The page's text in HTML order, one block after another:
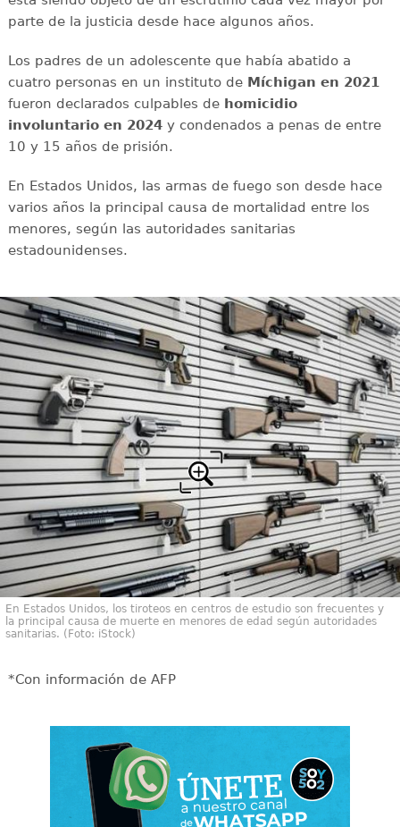
parte de la justicia desde hace algunos años.
Los padres de un adolescente que había abatido a
cuatro personas en un instituto de Míchigan en 2021
fueron declarados culpables de homicidio
involuntario en 2024y condenados a penas de entre
10 y 15 años de prisión.
En Estados Unidos, las armas de fuego son desde hace
varios años la principal causa de mortalidad entre los
menores, según las autoridades sanitarias
estadounidenses.
En Estados Unidos, los tiroteos en centros de estudio son frecuentes y
la principal causa de muerte en menores de edad según autoridades
sanitarias. (Foto: iStock)
*Con información de AFP